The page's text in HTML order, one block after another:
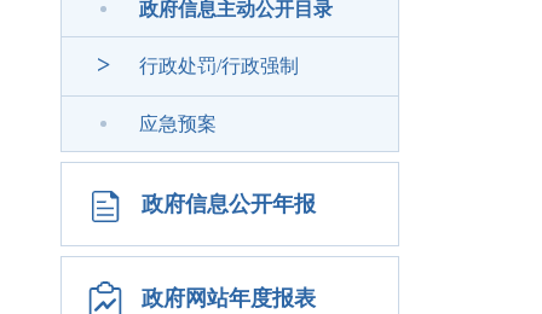
政府信息主动公开目录
> 行政处罚/行政强制
应急预案
政府信息公开年报
政府网站年度报表